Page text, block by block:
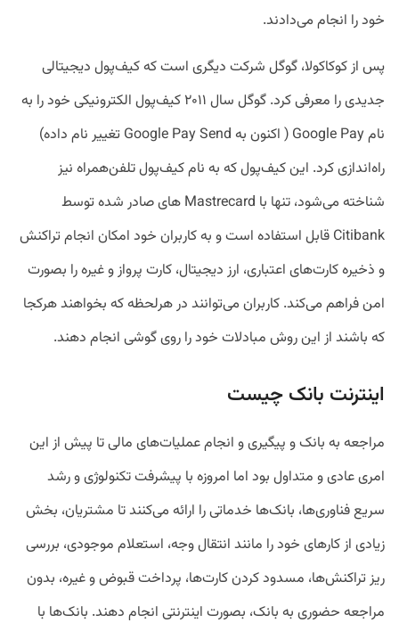
خود را انجام می‌دادند.
پس از کوکاکولا، گوگل شرکت دیگری است که کیف‌پول دیجیتالی
جدیدی را معرفی کرد. گوگل سال ۲۰۱۱ کیف‌پول الکترونیکی خود را به
نام Google Pay ( اکنون به Google Pay Send تغییر نام داده)
راه‌اندازی کرد. این کیف‌پول که به نام کیف‌پول تلفن‌همراه نیز
شناخته می‌شود، تنها با Mastrecard های صادر شده توسط
Citibank قابل استفاده است و به کاربران خود امکان انجام تراکنش
و ذخیره کارت‌های اعتباری، ارز دیجیتال، کارت پرواز و غیره را بصورت
امن فراهم می‌کند. کاربران می‌توانند در هرلحظه که بخواهند هرکجا
که باشند از این روش مبادلات خود را روی گوشی انجام دهند.
اینترنت بانک چیست
مراجعه به بانک و پیگیری و انجام عملیات‌های مالی تا پیش از این
امری عادی و متداول بود اما امروزه با پیشرفت تکنولوژی و رشد
سریع فناوری‌ها، بانک‌ها خدماتی را ارائه می‌کنند تا مشتریان، بخش
زیادی از کارهای خود را مانند انتقال وجه، استعلام موجودی، بررسی
ریز تراکنش‌ها، مسدود کردن کارت‌ها، پرداخت قبوض و غیره، بدون
مراجعه حضوری به بانک، بصورت اینترنتی انجام دهند. بانک‌ها با